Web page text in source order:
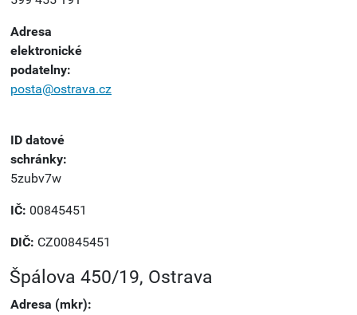
Adresa
elektronické
podatelny:
posta@ostrava.cz
ID datové
schránky:
5zubv7w
IČ: 00845451
DIČ: CZ00845451
Špálova 450/19, Ostrava
Adresa (mkr):